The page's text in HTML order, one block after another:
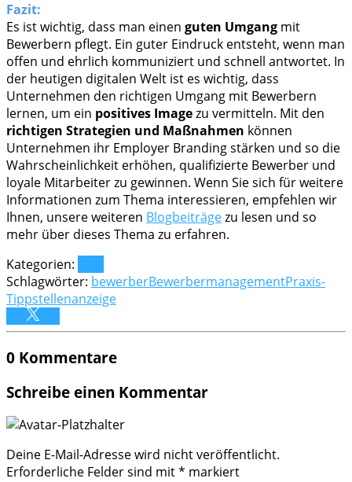
Fazit:
Es ist wichtig, dass man einen guten Umgang mit
Bewerbern pflegt. Ein guter Eindruck entsteht, wenn man
offen und ehrlich kommuniziert und schnell antwortet. In
der heutigen digitalen Welt ist es wichtig, dass
Unternehmen den richtigen Umgang mit Bewerbern
lernen, um ein positives Imagezu vermitteln. Mit den
richtigen Strategien und Maßnahmen können
Unternehmen ihr Employer Branding stärken und so die
Wahrscheinlichkeit erhöhen, qualifizierte Bewerber und
loyale Mitarbeiter zu gewinnen. Wenn Sie sich für weitere
Informationen zum Thema interessieren, empfehlen wir
Ihnen, unsere weiteren Blogbeiträgezu lesen und so
mehr über dieses Thema zu erfahren.
Kategorien:
Schlagwörter: bewerberBewerbermanagementPraxis-
Tippstellenanzeige
0 Kommentare
Schreibe einen Kommentar
Deine E-Mail-Adresse wird nicht veröffentlicht.
Erforderliche Felder sind mit* markiert